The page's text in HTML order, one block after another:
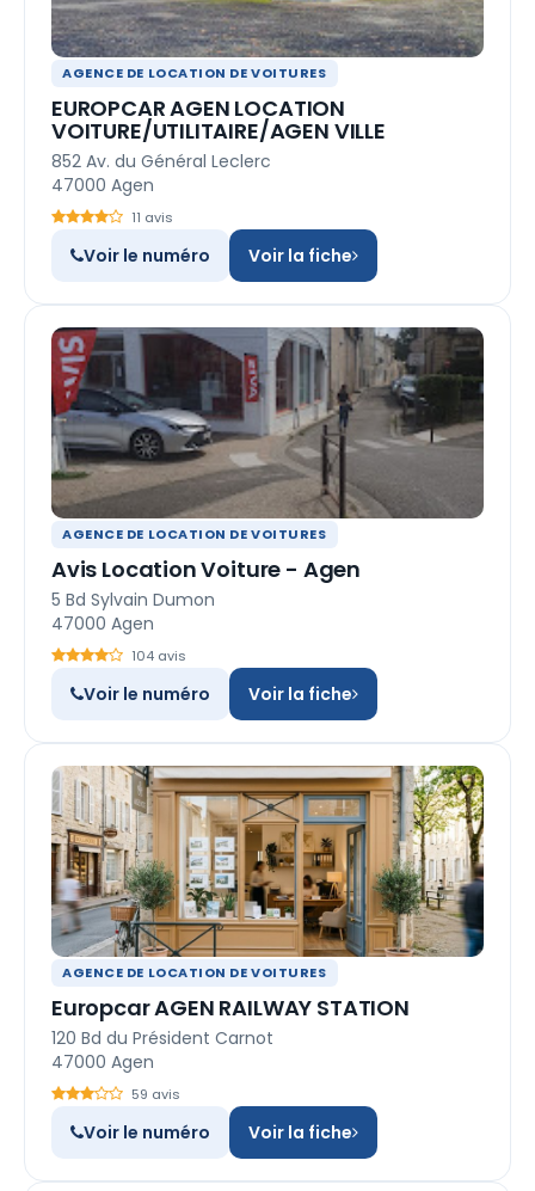
AGENCE DE LOCATION DE VOITURES
EUROPCAR AGEN LOCATION
VOITURE/UTILITAIRE/AGEN VILLE
852 Av. du Général Leclerc
47000 Agen
11 avis
Voir le numéro Voir la fiche
AGENCE DE LOCATION DE VOITURES
Avis Location Voiture - Agen
5 Bd Sylvain Dumon
47000 Agen
104 avis
Voir le numéro Voir la fiche
AGENCE DE LOCATION DE VOITURES
Europcar AGEN RAILWAY STATION
120 Bd du Président Carnot
47000 Agen
59 avis
Voir le numéro Voir la fiche